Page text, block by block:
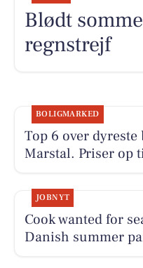
Blødt
regnstrejf
BOLIGMARKED
Top 6 over
Marstal. Priser op
JOBNYT
Cook wanted for
Danish summer